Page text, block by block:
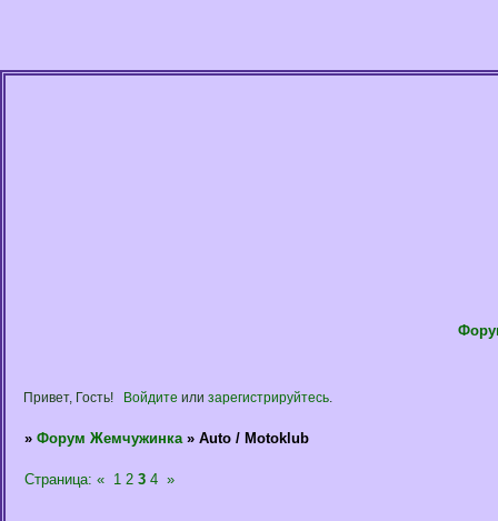
Привет, Гость! Войдите или зарегистрируйтесь.
» Форум Жемчужинка » Auto / Motoklub
Страница: « 1 2 3 4 »